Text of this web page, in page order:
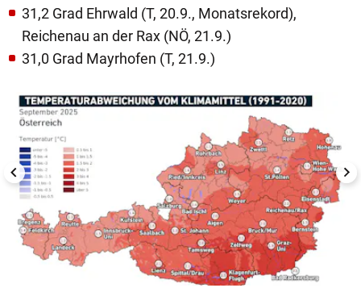
31,2 Grad Ehrwald (T, 20.9., Monatsrekord),
Reichenau an der Rax (NÖ, 21.9.)
31,0 Grad Mayrhofen (T, 21.9.)
1/3